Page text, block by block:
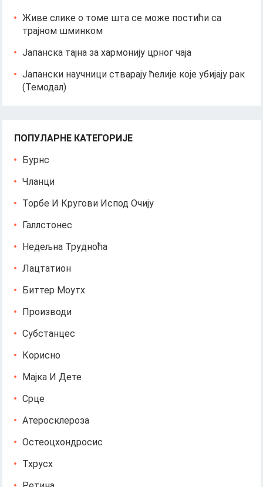
Живе слике о томе шта се може постићи са
трајном шминком
Јапанска тајна за хармонију црног чаја
Јапански научници стварају ћелије које убијају рак
(Темодал)
ПОПУЛАРНЕ КАТЕГОРИЈЕ
Бурнс
Чланци
Торбе И Кругови Испод Очију
Галлстонес
Недељна Трудноћа
Лацтатион
Биттер Моутх
Производи
Субстанцес
Корисно
Мајка И Дете
Срце
Атеросклероза
Остеоцхондросис
Тхрусх